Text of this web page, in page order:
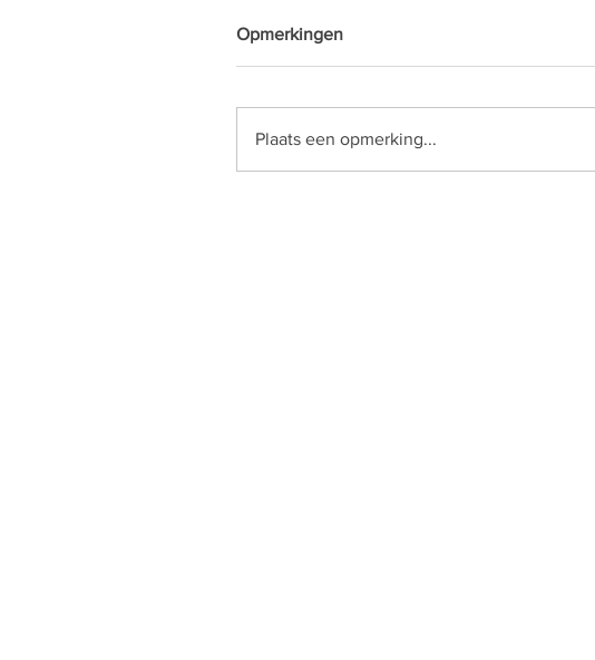
Opmerkingen
Plaats een opmerking...